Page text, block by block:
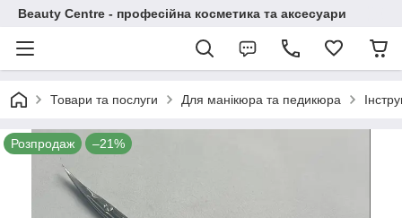
Beauty Centre - професійна косметика та аксесуари
Товари та послуги Для манікюра та педикюра
Розпродаж –21%